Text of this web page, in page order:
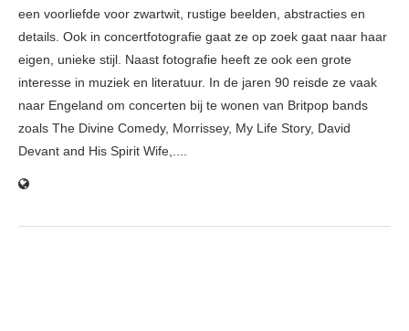
een voorliefde voor zwartwit, rustige beelden, abstracties en
details. Ook in concertfotografie gaat ze op zoek gaat naar haar
eigen, unieke stijl. Naast fotografie heeft ze ook een grote
interesse in muziek en literatuur. In de jaren 90 reisde ze vaak
naar Engeland om concerten bij te wonen van Britpop bands
zoals The Divine Comedy, Morrissey, My Life Story, David
Devant and His Spirit Wife,....